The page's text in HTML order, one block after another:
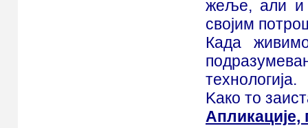
жеље, али и
својим
Када
технологија.
Kако то